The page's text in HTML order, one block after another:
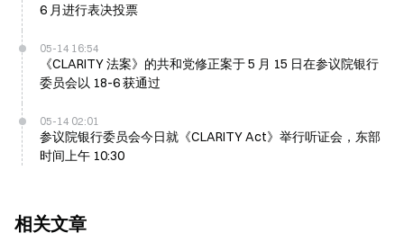
6 月进行表决投票
05-14 16:54
《CLARITY 法案》的共和党修正案于 5 月 15 日在参议院银行
委员会以 18-6 获通过
05-14 02:01
参议院银行委员会今日就《CLARITY Act》举行听证会，东部
时间上午 10:30
相关文章